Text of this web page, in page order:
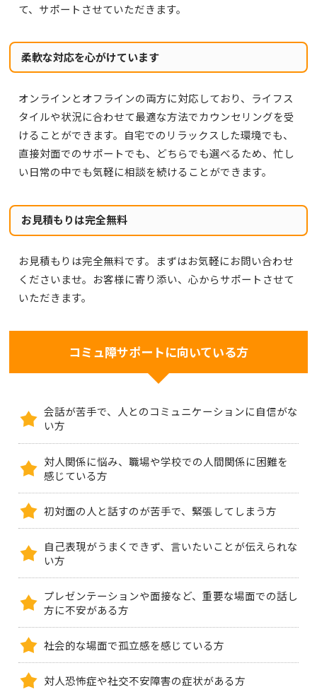
て、サポートさせていただきます。
柔軟な対応を心がけています
オンラインとオフラインの両方に対応しており、ライフス
タイルや状況に合わせて最適な方法でカウンセリングを受
けることができます。自宅でのリラックスした環境でも、
直接対面でのサポートでも、どちらでも選べるため、忙し
い日常の中でも気軽に相談を続けることができます。
お見積もりは完全無料
お見積もりは完全無料です。まずはお気軽にお問い合わせ
くださいませ。お客様に寄り添い、心からサポートさせて
いただきます。
コミュ障サポートに向いている方
会話が苦手で、人とのコミュニケーションに自信がな
い方
対人関係に悩み、職場や学校での人間関係に困難を
感じている方
初対面の人と話すのが苦手で、緊張してしまう方
自己表現がうまくできず、言いたいことが伝えられな
い方
プレゼンテーションや面接など、重要な場面での話し
方に不安がある方
社会的な場面で孤立感を感じている方
対人恐怖症や社交不安障害の症状がある方